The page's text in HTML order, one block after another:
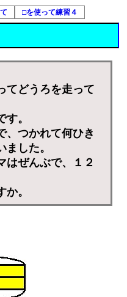
□を使って練習４
てどうろを走って
。
、つかれて何ひき
した。
はぜんぶで、１２
。